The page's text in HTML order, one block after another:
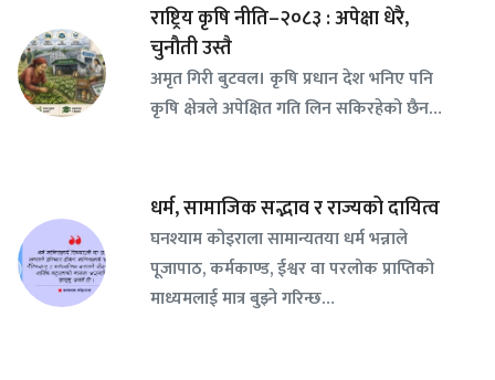
राष्ट्रिय कृषि नीति–२०८३ : अपेक्षा धेरै,
चुनौती उस्तै
अमृत गिरी बुटवल। कृषि प्रधान देश भनिए पनि
कृषि क्षेत्रले अपेक्षित गति लिन सकिरहेको छैन…
धर्म, सामाजिक सद्भाव र राज्यको दायित्व
घनश्याम कोइराला सामान्यतया धर्म भन्नाले
पूजापाठ, कर्मकाण्ड, ईश्वर वा परलोक प्राप्तिको
माध्यमलाई मात्र बुझ्ने गरिन्छ…